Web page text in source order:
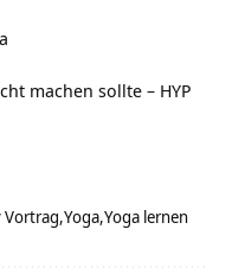
machen sollte – HYP
Vortrag Yoga Yoga lernen